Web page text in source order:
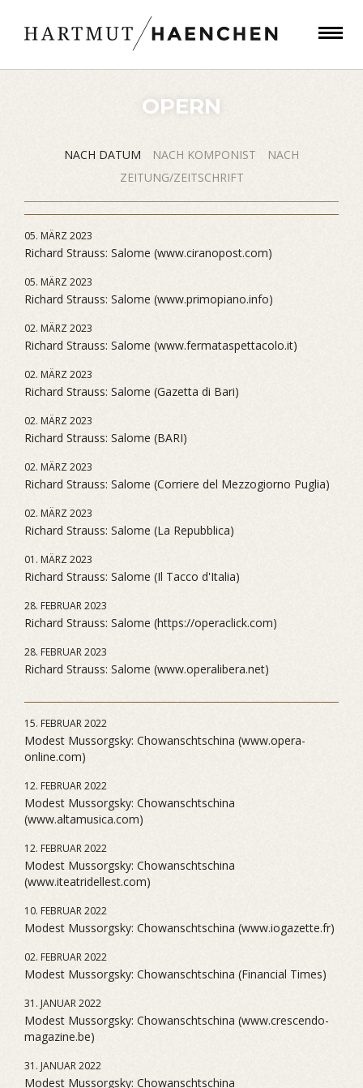
OPERN
NACH DATUM NACH KOMPONIST
NACH
ZEITUNG/ZEITSCHRIFT
05. MÄRZ 2023
Richard Strauss: Salome (www.ciranopost.com)
05. MÄRZ 2023
Richard Strauss: Salome (www.primopiano.info)
02. MÄRZ 2023
Richard Strauss: Salome (www.fermataspettacolo.it)
02. MÄRZ 2023
Richard Strauss: Salome (Gazetta di Bari)
02. MÄRZ 2023
Richard Strauss: Salome (BARI)
02. MÄRZ 2023
Richard Strauss: Salome (Corriere del Mezzogiorno Puglia)
02. MÄRZ 2023
Richard Strauss: Salome (La Repubblica)
01. MÄRZ 2023
Richard Strauss: Salome (Il Tacco d'Italia)
28. FEBRUAR 2023
Richard Strauss: Salome (https://operaclick.com)
28. FEBRUAR 2023
Richard Strauss: Salome (www.operalibera.net)
15. FEBRUAR 2022
Modest Mussorgsky: Chowanschtschina (www.opera-
online.com)
12. FEBRUAR 2022
Modest Mussorgsky: Chowanschtschina
(www.altamusica.com)
12. FEBRUAR 2022
Modest Mussorgsky: Chowanschtschina
(www.iteatridellest.com)
10. FEBRUAR 2022
Modest Mussorgsky: Chowanschtschina (www.iogazette.fr)
02. FEBRUAR 2022
Modest Mussorgsky: Chowanschtschina (Financial Times)
31. JANUAR 2022
Modest Mussorgsky: Chowanschtschina (www.crescendo-
magazine.be)
31. JANUAR 2022
Modest Mussorgsky: Chowanschtschina